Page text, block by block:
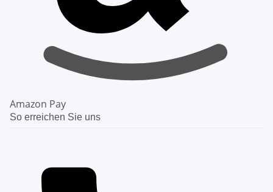
Amazon Pay
So erreichen Sie uns